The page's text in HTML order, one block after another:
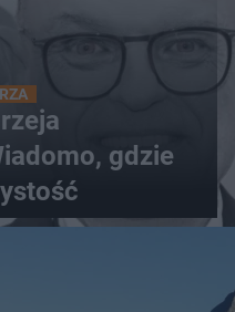
gdzie